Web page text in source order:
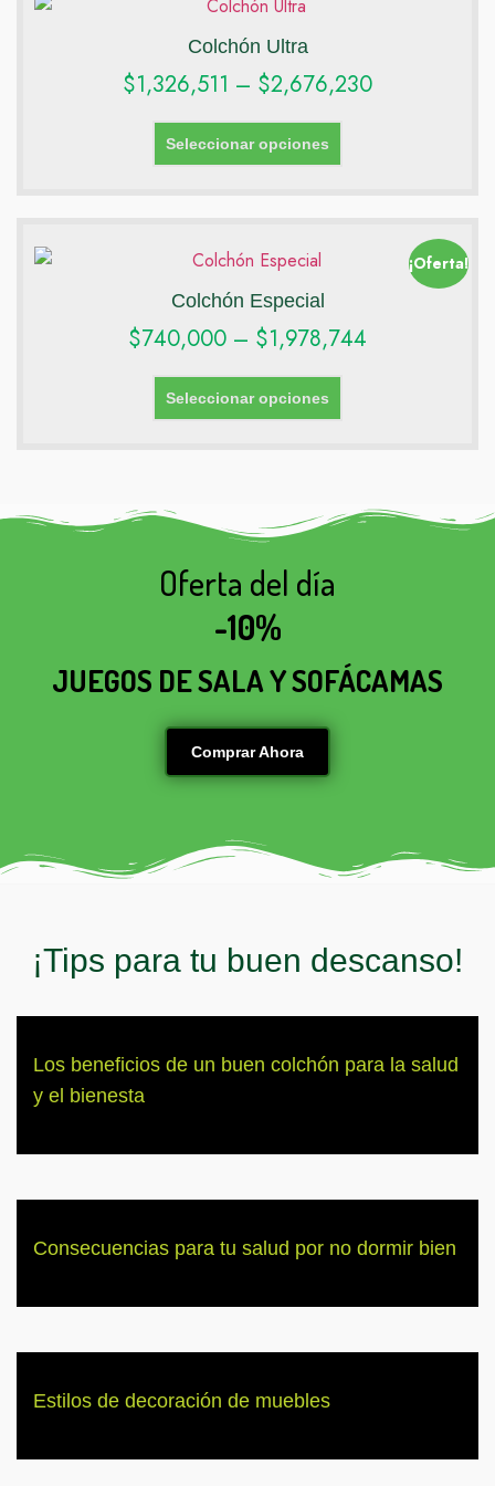
Colchón Ultra
$1,326,511 – $2,676,230
Seleccionar opciones
¡Oferta!
Colchón Especial
$740,000 – $1,978,744
Seleccionar opciones
Oferta del día
-10%
JUEGOS DE SALA Y SOFÁCAMAS
Comprar Ahora
¡Tips para tu buen descanso!
Los beneficios de un buen colchón para la salud
y el bienesta
Consecuencias para tu salud por no dormir bien
Estilos de decoración de muebles